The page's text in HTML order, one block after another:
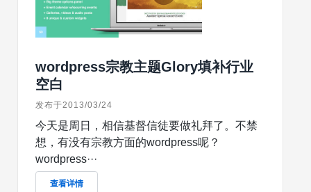
wordpress宗教主题Glory填补行业
空白
发布于2013/03/24
今天是周日，相信基督信徒要做礼拜了。不禁
想，有没有宗教方面的wordpress呢？
wordpress···
查看详情